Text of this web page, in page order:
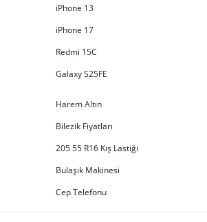
iPhone 13
iPhone 17
Redmi 15C
Galaxy S25FE
Harem Altın
Bilezik Fiyatları
205 55 R16 Kış Lastiği
Bulaşık Makinesi
Cep Telefonu